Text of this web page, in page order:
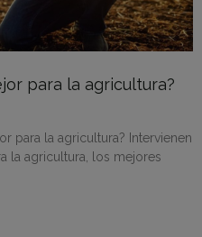
para la agricultura?
para la agricultura? Intervienen
la agricultura, los mejores